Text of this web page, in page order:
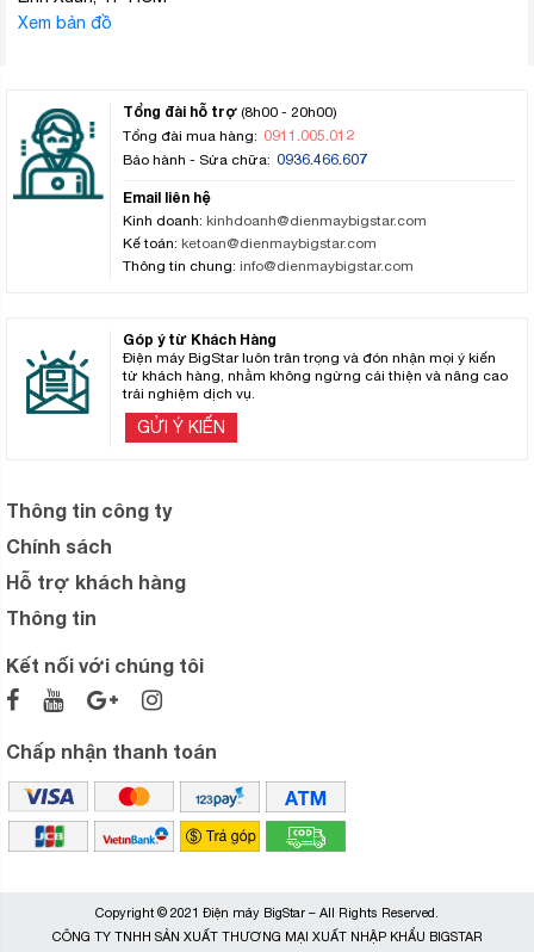
Xem bản đồ
Tổng đài hỗ trợ (8h00 - 20h00)
Tổng đài mua hàng: 0911.005.012
Bảo hành - Sửa chữa: 0936.466.607
Email liên hệ
Kinh doanh: kinhdoanh@dienmaybigstar.com
Kế toán: ketoan@dienmaybigstar.com
Thông tin chung: info@dienmaybigstar.com
Góp ý từ Khách Hàng
Điện máy BigStar luôn trân trọng và đón nhận mọi ý kiến
từ khách hàng, nhằm không ngừng cải thiện và nâng cao
trải nghiệm dịch vụ.
GỬI Ý KIẾN
Thông tin công ty
Chính sách
Hỗ trợ khách hàng
Thông tin
Kết nối với chúng tôi
Chấp nhận thanh toán
Copyright © 2021 Điện máy BigStar – All Rights Reserved.
CÔNG TY TNHH SẢN XUẤT THƯƠNG MẠI XUẤT NHẬP KHẨU BIGSTAR